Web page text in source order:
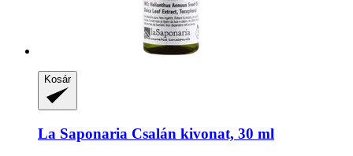
Kosár
La Saponaria Csalán kivonat, 30 ml